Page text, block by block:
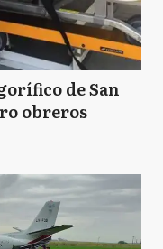
de San
obreros